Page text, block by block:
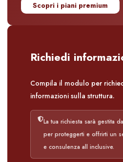
Scopri i piani premium
Richiedi
Compila il modulo per
informazioni sulla struttura.
La tua richiesta sarà gestita
per proteggerti e offrirti un
e consulenza all inclusive.